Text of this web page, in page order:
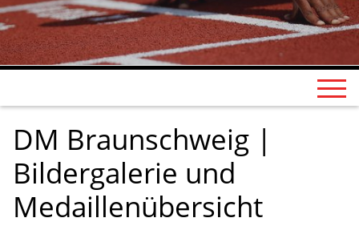
DM Braunschweig |
Bildergalerie und
Medaillenübersicht